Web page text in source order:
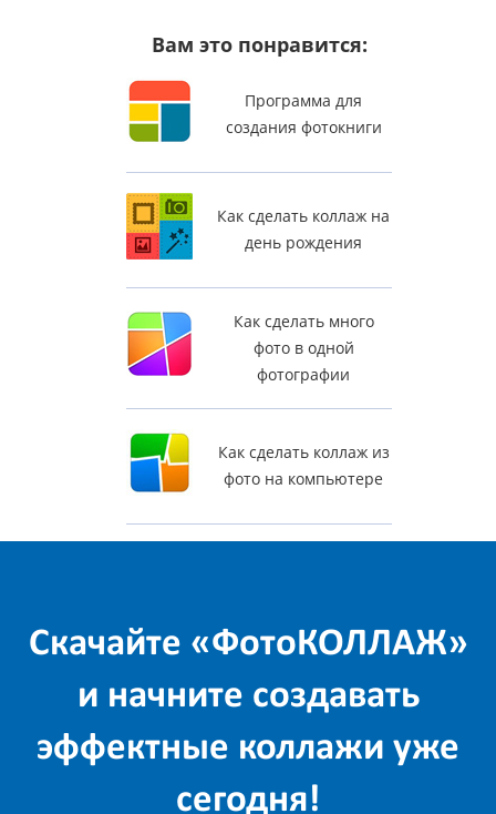
Вам это понравится:
Программа для
создания фотокниги
Как сделать коллаж на
день рождения
Как сделать много
фото в одной
фотографии
Как сделать коллаж из
фото на компьютере
Скачайте «ФотоКОЛЛАЖ»
и начните создавать
эффектные коллажи уже
сегодня!